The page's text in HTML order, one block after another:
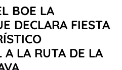
BOE LA
DECLARA FIESTA
A LA RUTA DE LA